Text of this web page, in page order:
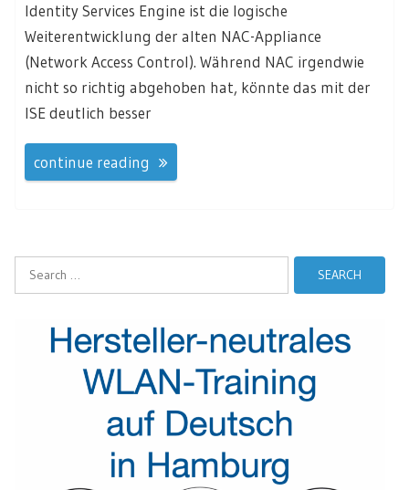
Identity Services Engine ist die logische
Weiterentwicklung der alten NAC-Appliance
(Network Access Control). Während NAC irgendwie
nicht so richtig abgehoben hat, könnte das mit der
ISE deutlich besser
continue reading